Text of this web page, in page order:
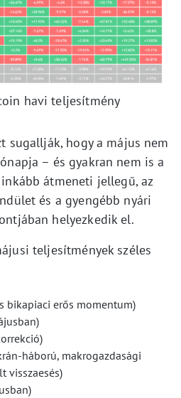
havi teljesítmény
sugallják, hogy a május nem
– és gyakran nem is a
átmeneti jellegű, az
és a gyengébb nyári
helyezkedik el.
teljesítmények széles
bikapiaci erős momentum)
háború, makrogazdasági
visszaesés)